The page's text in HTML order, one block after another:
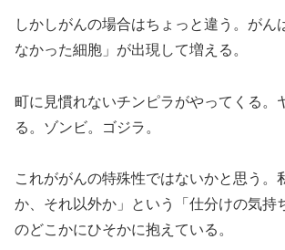
しかしがんの場合はちょっと違う。がん
なかった細胞」が出現して増える。
町に見慣れないチンピラがやってくる。
る。ゾンビ。ゴジラ。
これががんの特殊性ではないかと思う。
か、それ以外か」という「仕分けの気持
のどこかにひそかに抱えている。